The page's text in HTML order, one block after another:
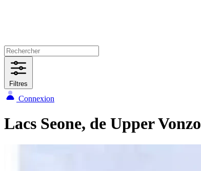
Filtres
Connexion
Lacs Seone, de Upper Vonzo